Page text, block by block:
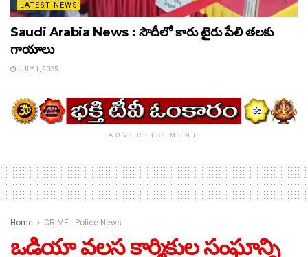
LATEST NEWS
Saudi Arabia News : సౌదీలో కారు టైరు పేలి తలకు
గాయాలు
JULY 1, 2025
ADVERTISEMENT
Home CRIME - Police News
ఒడియా వలస కార్మికుల సంఘాన్ని